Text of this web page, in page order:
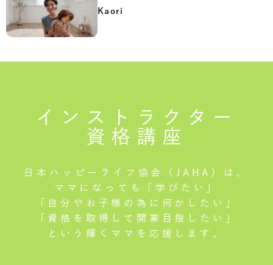
Kaori
インストラクター
資格講座
日本ハッピーライフ協会（JAHA）は、
ママになっても「学びたい」
「自分やお子様の為に何かしたい」
「資格を取得して開業目指したい」
という輝くママを応援します。